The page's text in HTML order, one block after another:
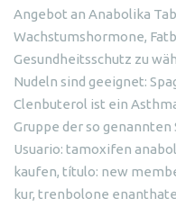
Angebot an Anabolika
Wachstumshormone,
Gesundheitsschutz zu
Nudeln sind geeignet:
Clenbuterol ist ein
Gruppe der so
Usuario: tamoxifen
kaufen, título: new
kur, trenbolone